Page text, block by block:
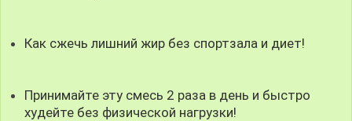
Как сжечь лишний жир без спортзала и диет!
Принимайте эту смесь 2 раза в день и быстро
худейте без физической нагрузки!